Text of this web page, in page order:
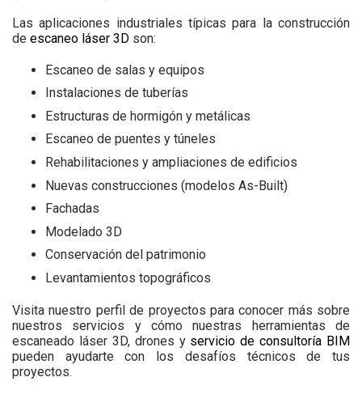
Las aplicaciones industriales típicas para la construcción
de escaneo láser 3D son:
Escaneo de salas y equipos
Instalaciones de tuberías
Estructuras de hormigón y metálicas
Escaneo de puentes y túneles
Rehabilitaciones y ampliaciones de edificios
Nuevas construcciones (modelos As-Built)
Fachadas
Modelado 3D
Conservación del patrimonio
Levantamientos topográficos
Visita nuestro perfil de proyectos para conocer más sobre
nuestros servicios y cómo nuestras herramientas de
escaneado láser 3D, drones y servicio de consultoría BIM
pueden ayudarte con los desafíos técnicos de tus
proyectos.